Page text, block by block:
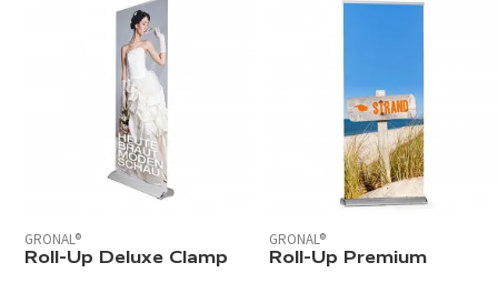
GRONAL®
Roll-Up Deluxe Clamp
GRONAL®
Roll-Up Premium